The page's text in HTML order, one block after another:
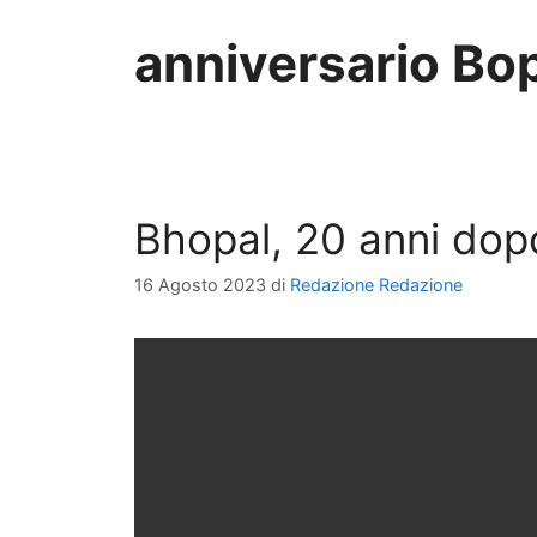
anniversario
Bhopal, 20 anni
16 Agosto 2023 di Redazione Redazione